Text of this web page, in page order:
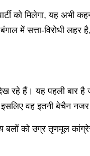
को मिलेगा, यह अभी
में सत्ता-विरोधी
रहे हैं। यह पहली
इसलिए वह इतनी बेचैन
बलों को उग्र तृणमूल